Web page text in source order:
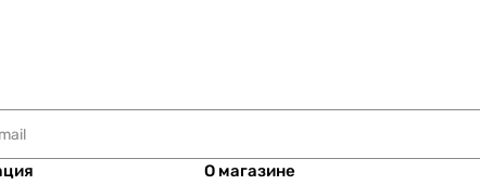
О магазине